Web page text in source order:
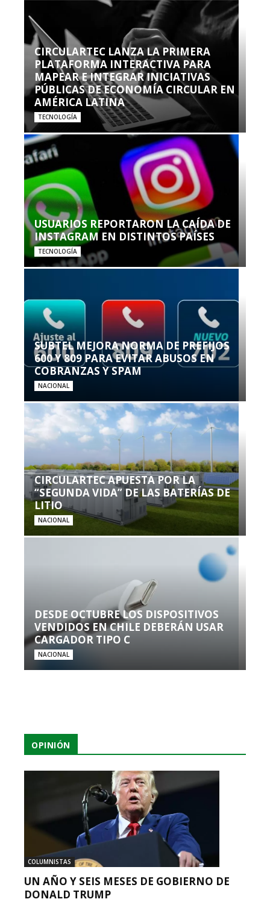
CIRCULARTEC LANZA LA PRIMERA
PLATAFORMA INTERACTIVA PARA
MAPEAR E INTEGRAR INICIATIVAS
PÚBLICAS DE ECONOMÍA CIRCULAR EN
AMÉRICA LATINA
TECNOLOGÍA
USUARIOS REPORTARON LA CAÍDA DE
INSTAGRAM EN DISTINTOS PAÍSES
TECNOLOGÍA
SUBTEL MEJORA NORMA DE PREFIJOS
600 Y 809 PARA EVITAR ABUSOS EN
COBRANZAS Y SPAM
NACIONAL
CIRCULARTEC APUESTA POR LA
“SEGUNDA VIDA” DE LAS BATERÍAS DE
LITIO
NACIONAL
DESDE OCTUBRE LOS DISPOSITIVOS
VENDIDOS EN CHILE DEBERÁN USAR
CARGADOR TIPO C
NACIONAL
OPINIÓN
COLUMNISTAS
UN AÑO Y SEIS MESES DE GOBIERNO DE
DONALD TRUMP